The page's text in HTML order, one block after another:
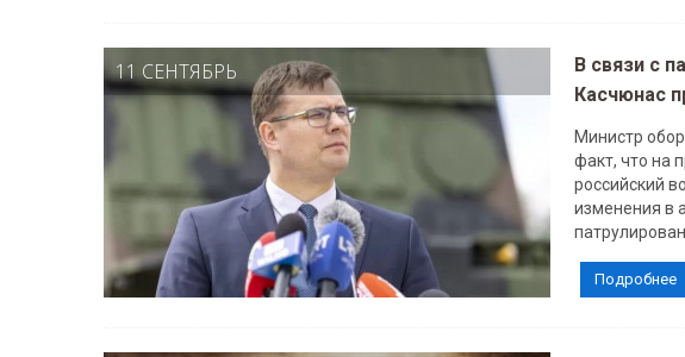
11 СЕНТЯБРЬ
В связи с
Касчюнас
Министр
факт, что на
российский
изменения в
Подробнее